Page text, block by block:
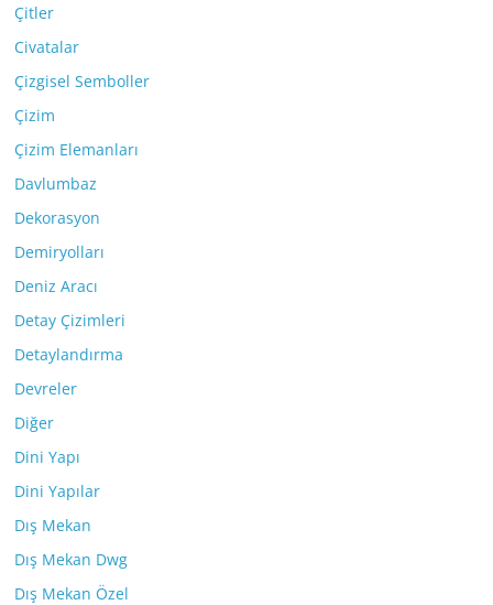
Çitler
Civatalar
Çizgisel Semboller
Çizim
Çizim Elemanları
Davlumbaz
Dekorasyon
Demiryolları
Deniz Aracı
Detay Çizimleri
Detaylandırma
Devreler
Diğer
Dini Yapı
Dini Yapılar
Dış Mekan
Dış Mekan Dwg
Dış Mekan Özel